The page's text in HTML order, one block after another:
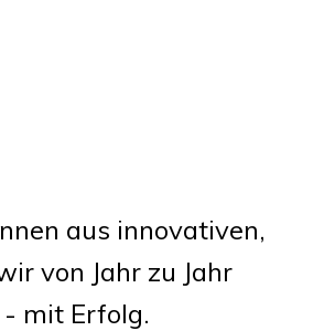
aus innovativen,
von Jahr zu Jahr
mit Erfolg.